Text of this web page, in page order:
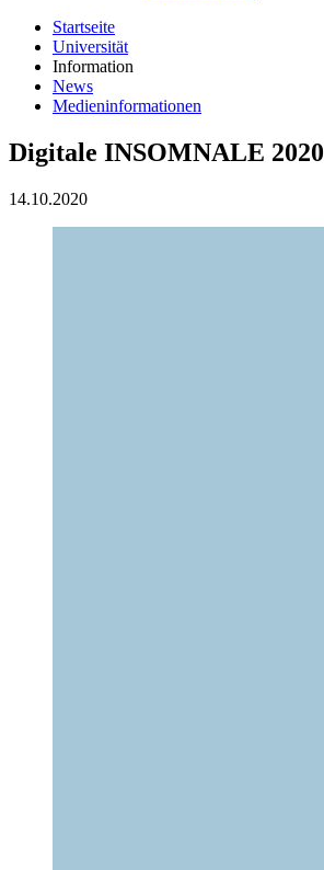
Startseite
Universität
Information
News
Medieninformationen
Digitale INSOMNALE 2020
14.10.2020